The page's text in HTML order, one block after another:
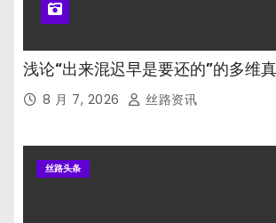
浅论“出来混迟早是要还的”的多维
8 月 7, 2026 丝路资讯
丝路头条